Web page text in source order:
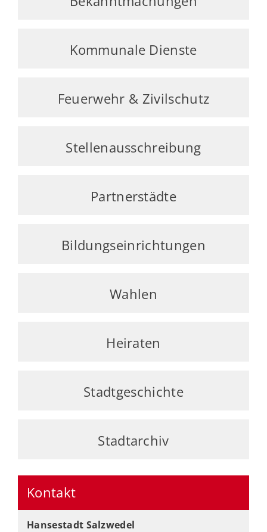
Kommunale Dienste
Feuerwehr & Zivilschutz
Stellenausschreibung
Partnerstädte
Bildungseinrichtungen
Wahlen
Heiraten
Stadtgeschichte
Stadtarchiv
Kontakt
Hansestadt Salzwedel